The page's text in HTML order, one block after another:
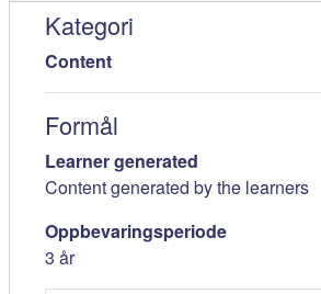
Kategori
Content
Formål
Learner generated
Content generated by the learners
Oppbevaringsperiode
3 år